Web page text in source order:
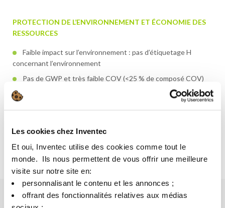
Les cookies chez Inventec
Et oui, Inventec utilise des cookies comme tout le
monde. ​ Ils nous permettent de vous offrir une meilleure
visite sur notre site en:​
personnalisant le contenu et les annonces ;​
offrant des fonctionnalités relatives aux médias
PROTECTION DE L’ENVIRONNEMENT ET ÉCONOMIE DES
RESSOURCES
Faible impact sur l’environnement : pas d’étiquetage H
concernant l’environnement
Pas de GWP et très faible COV (<25 % de composé COV)
Fabriqué en partie avec des matières premières
renouvelables